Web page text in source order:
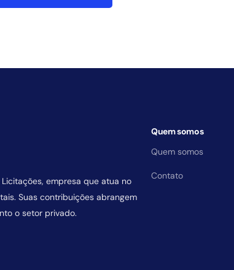
empresa que atua no
Suas contribuições abrangem
o setor privado.
Quem somos
Quem somos
Contato